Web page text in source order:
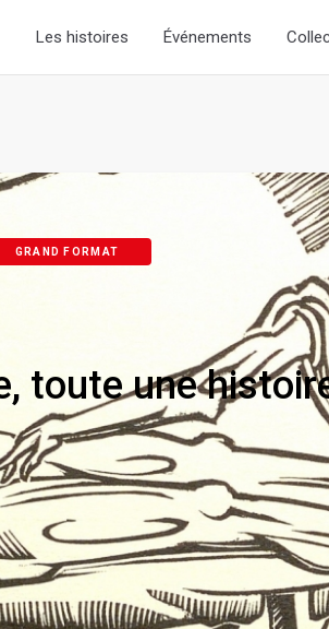
Les histoires Événements
GRAND FORMAT
toute une